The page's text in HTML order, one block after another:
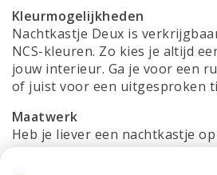
Kleurmogelijkheden
Nachtkastje Deux is
NCS-kleuren. Zo kies je altijd
jouw interieur. Ga je voor een
of juist voor een uitgesproken
Maatwerk
Heb je liever een nachtkastje op
probleem! Wij maken
passend voor jouw wensen en